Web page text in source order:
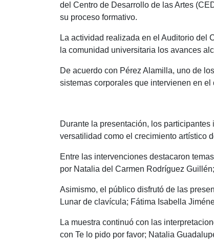
del Centro de Desarrollo de las Artes
su proceso formativo.
La actividad realizada en el Auditorio del
la comunidad universitaria los avances
De acuerdo con Pérez Alamilla, uno de
sistemas corporales que intervienen en
Durante la presentación, los
versatilidad como el crecimiento artístico
Entre las intervenciones destacaron
por Natalia del Carmen Rodríguez
Asimismo, el público disfrutó de las
Lunar de clavícula; Fátima Isabella
La muestra continuó con las
con Te lo pido por favor; Natalia